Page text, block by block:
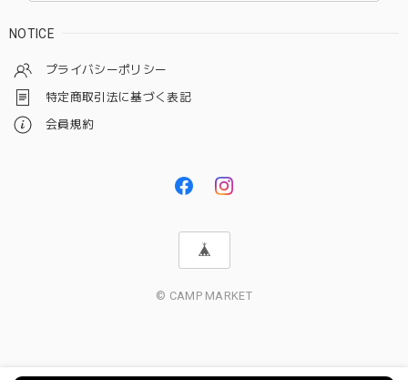
NOTICE
プライバシーポリシー
特定商取引法に基づく表記
会員規約
© CAMP MARKET